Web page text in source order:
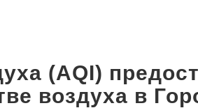
(AQI)
воздуха в